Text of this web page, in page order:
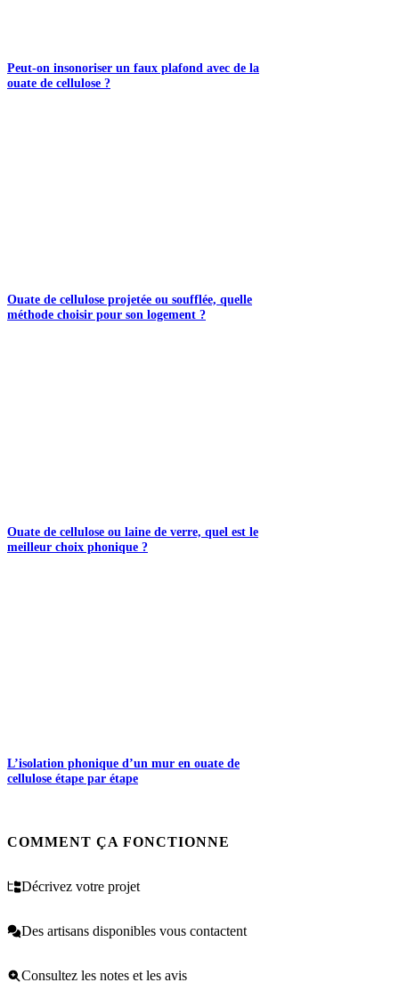
Peut-on insonoriser un faux plafond avec de la
ouate de cellulose ?
Ouate de cellulose projetée ou soufflée, quelle
méthode choisir pour son logement ?
Ouate de cellulose ou laine de verre, quel est le
meilleur choix phonique ?
L’isolation phonique d’un mur en ouate de
cellulose étape par étape
COMMENT ÇA FONCTIONNE
Décrivez votre projet
Des artisans disponibles vous contactent
Consultez les notes et les avis